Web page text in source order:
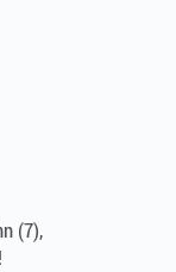
(7),